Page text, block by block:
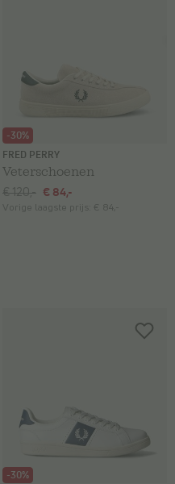
-30%
FRED PERRY
Veterschoenen
€ 120,- € 84,-
Vorige laagste prijs: € 84,-
-30%